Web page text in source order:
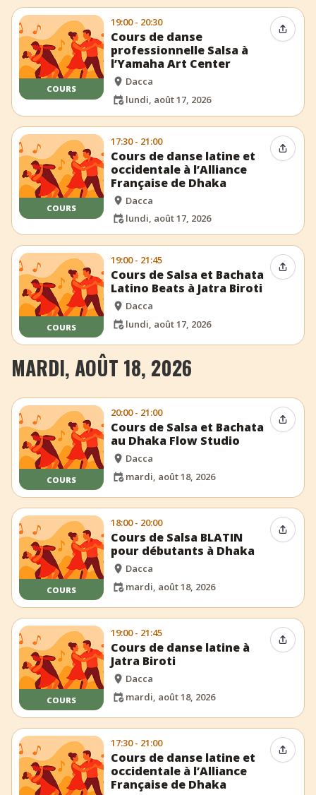
COURS
19:00 - 20:30
Cours de danse
professionnelle Salsa à
l’Yamaha Art Center
Dacca
lundi, août 17, 2026
COURS
17:30 - 21:00
Cours de danse latine et
occidentale à l’Alliance
Française de Dhaka
Dacca
lundi, août 17, 2026
COURS
19:00 - 21:45
Cours de Salsa et Bachata
Latino Beats à Jatra Biroti
Dacca
lundi, août 17, 2026
MARDI, AOÛT 18, 2026
COURS
20:00 - 21:00
Cours de Salsa et Bachata
au Dhaka Flow Studio
Dacca
mardi, août 18, 2026
COURS
18:00 - 20:00
Cours de Salsa BLATIN
pour débutants à Dhaka
Dacca
mardi, août 18, 2026
COURS
19:00 - 21:45
Cours de danse latine à
Jatra Biroti
Dacca
mardi, août 18, 2026
17:30 - 21:00
Cours de danse latine et
occidentale à l’Alliance
Française de Dhaka